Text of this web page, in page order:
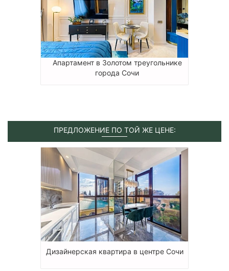
Апартамент в Золотом треугольнике
города Сочи
ПРЕДЛОЖЕНИЕ ПО ТОЙ ЖЕ ЦЕНЕ:
Дизайнерская квартира в центре Сочи